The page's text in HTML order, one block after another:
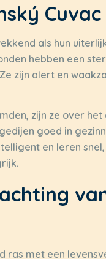
Cuvac
als hun
hebben een
zijn alert en
zijn ze over het
goed in
en leren
ras met een